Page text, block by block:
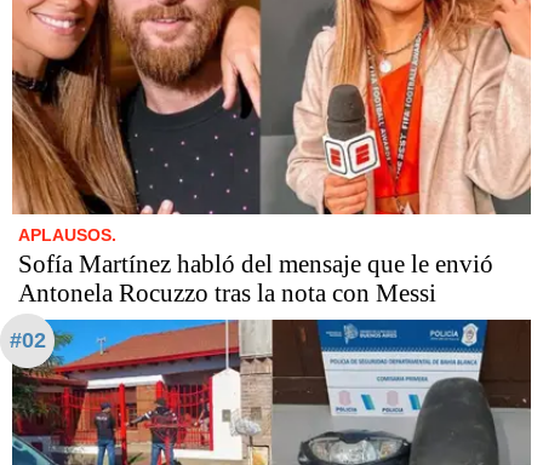
APLAUSOS.
Sofía Martínez habló del mensaje que le envió
Antonela Rocuzzo tras la nota con Messi
#02